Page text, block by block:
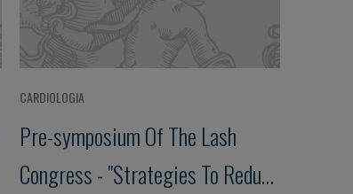
CARDIOLOGIA
Pre-symposium Of The Lash
Congress - "Strategies To Reduce